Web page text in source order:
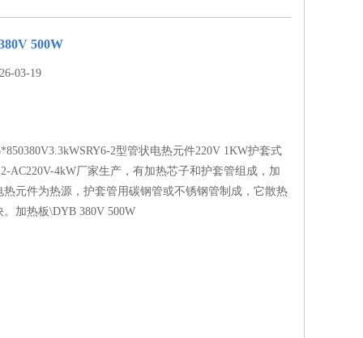
500W
03-19
2型管状电热元件220V 1KW护套式
AC220V-4kW厂家生产，有加热芯子和护套管组成，加
热元件为热源，护套管用碳钢管或不锈钢管制成，它散热
加热板\DYB 380V 500W